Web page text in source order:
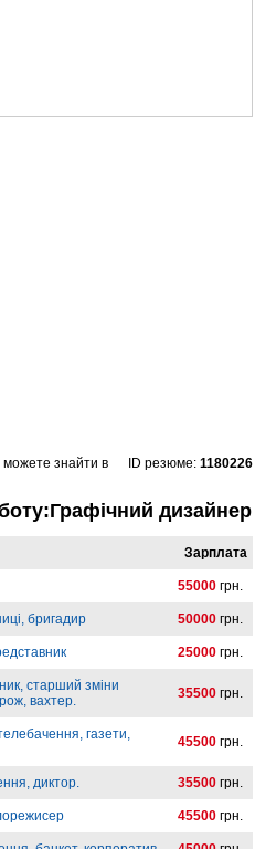
знайти в
ID резюме: 1180226
дизайнер
Зарплата
55000 грн.
бригадир 50000 грн.
25000 грн.
старший зміни
вахтер.
35500 грн.
газети,
45500 грн.
диктор. 35500 грн.
45500 грн.